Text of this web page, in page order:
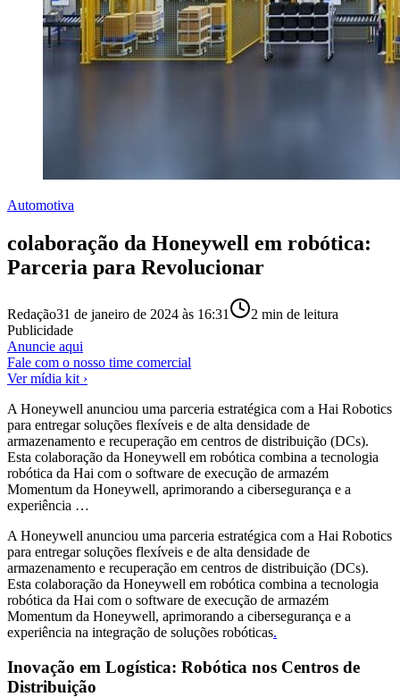
Automotiva
colaboração da Honeywell em robótica:
Parceria para Revolucionar
Redação31 de janeiro de 2024 às 16:31 2 min de leitura
Publicidade
Anuncie aqui
Fale com o nosso time comercial
Ver mídia kit ›
A Honeywell anunciou uma parceria estratégica com a Hai Robotics
para entregar soluções flexíveis e de alta densidade de
armazenamento e recuperação em centros de distribuição (DCs).
Esta colaboração da Honeywell em robótica combina a tecnologia
robótica da Hai com o software de execução de armazém
Momentum da Honeywell, aprimorando a cibersegurança e a
experiência …
A Honeywell anunciou uma parceria estratégica com a Hai Robotics
para entregar soluções flexíveis e de alta densidade de
armazenamento e recuperação em centros de distribuição (DCs).
Esta colaboração da Honeywell em robótica combina a tecnologia
robótica da Hai com o software de execução de armazém
Momentum da Honeywell, aprimorando a cibersegurança e a
experiência na integração de soluções robóticas.
Inovação em Logística: Robótica nos Centros de
Distribuição